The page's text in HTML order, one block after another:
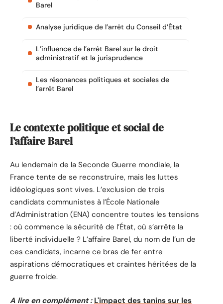
Barel
Analyse juridique de l’arrêt du Conseil d’État
L’influence de l’arrêt Barel sur le droit
administratif et la jurisprudence
Les résonances politiques et sociales de
l’arrêt Barel
Le contexte politique et social de
l’affaire Barel
Au lendemain de la Seconde Guerre mondiale, la
France tente de se reconstruire, mais les luttes
idéologiques sont vives. L’exclusion de trois
candidats communistes à l’École Nationale
d’Administration (ENA) concentre toutes les tensions
: où commence la sécurité de l’État, où s’arrête la
liberté individuelle ? L’affaire Barel, du nom de l’un de
ces candidats, incarne ce bras de fer entre
aspirations démocratiques et craintes héritées de la
guerre froide.
A lire en complément : L'impact des tanins sur les